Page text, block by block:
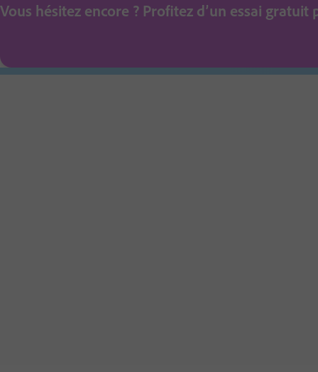
Vous hésitez encore ? Profitez d’un essai